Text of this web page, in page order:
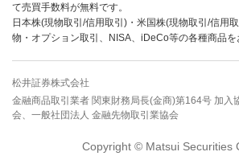
て売買手数料が無料です。
日本株(現物取引/信用取引)・米国株(現物取引/信用
物・オプション取引、NISA、iDeCo等の各種商品を
松井証券株式会社
金融商品取引業者 関東財務局長(金商)第164号 加入
会、一般社団法人 金融先物取引業協会
Copyright © Matsui Securities